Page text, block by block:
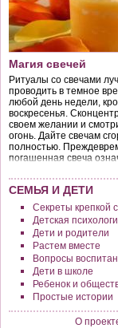
Магия свечей
Ритуалы со свечами
проводить в темное
любой день недели,
воскресенья.
своем желании и
огонь. Дайте свечам
полностью.
погашенная свеча
СЕМЬЯ И ДЕТИ
Секреты крепкой
Детская
Дети и родители
Растем вместе
Вопросы
Дети в школе
Ребенок и
Простые истории
О